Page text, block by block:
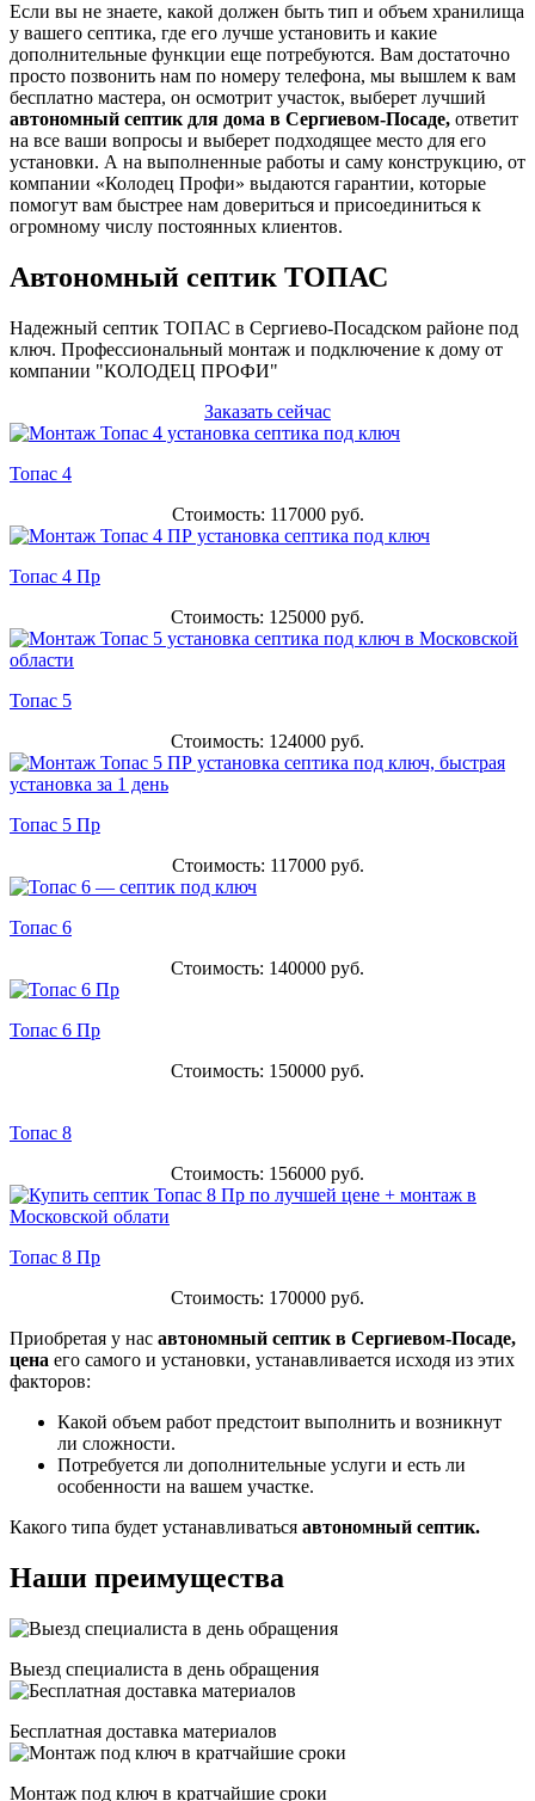
Если вы не знаете, какой должен быть тип и объем хранилища
у вашего септика, где его лучше установить и какие
дополнительные функции еще потребуются. Вам достаточно
просто позвонить нам по номеру телефона, мы вышлем к вам
бесплатно мастера, он осмотрит участок, выберет лучший
автономный септик для дома в Сергиевом-Посаде, ответит
на все ваши вопросы и выберет подходящее место для его
установки. А на выполненные работы и саму конструкцию, от
компании «Колодец Профи» выдаются гарантии, которые
помогут вам быстрее нам довериться и присоединиться к
огромному числу постоянных клиентов.
Автономный септик ТОПАС
Надежный септик ТОПАС в Сергиево-Посадском районе под
ключ. Профессиональный монтаж и подключение к дому от
компании "КОЛОДЕЦ ПРОФИ"
Заказать сейчас
Топас 4
Стоимость: 117000 руб.
Топас 4 Пр
Стоимость: 125000 руб.
Топас 5
Стоимость: 124000 руб.
Топас 5 Пр
Стоимость: 117000 руб.
Топас 6
Стоимость: 140000 руб.
Топас 6 Пр
Стоимость: 150000 руб.
Топас 8
Стоимость: 156000 руб.
Топас 8 Пр
Стоимость: 170000 руб.
Приобретая у нас автономный септик в Сергиевом-Посаде,
цена его самого и установки, устанавливается исходя из этих
факторов:
Какой объем работ предстоит выполнить и возникнут
ли сложности.
Потребуется ли дополнительные услуги и есть ли
особенности на вашем участке.
Какого типа будет устанавливаться автономный септик.
Наши преимущества
Выезд специалиста в день обращения
Бесплатная доставка материалов
Монтаж под ключ в кратчайшие сроки